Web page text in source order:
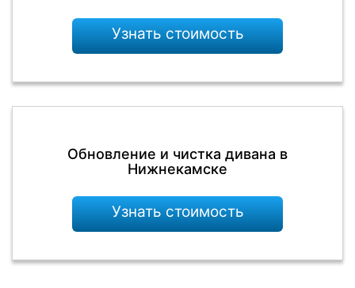
Узнать стоимость
Обновление и чистка дивана в
Нижнекамске
Узнать стоимость